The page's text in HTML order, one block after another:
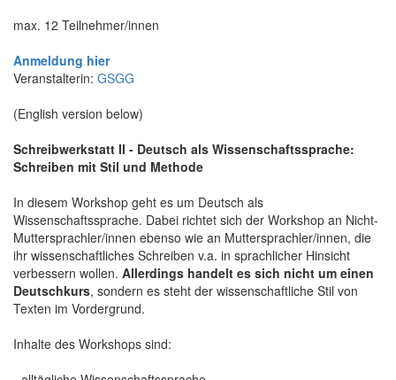
max. 12 Teilnehmer/innen
Anmeldung hier
Veranstalterin: GSGG
(English version below)
Schreibwerkstatt II - Deutsch als Wissenschaftssprache:
Schreiben mit Stil und Methode
In diesem Workshop geht es um Deutsch als
Wissenschaftssprache. Dabei richtet sich der Workshop an Nicht-
Muttersprachler/innen ebenso wie an Muttersprachler/innen, die
ihr wissenschaftliches Schreiben v.a. in sprachlicher Hinsicht
verbessern wollen. Allerdings handelt es sich nicht um einen
Deutschkurs, sondern es steht der wissenschaftliche Stil von
Texten im Vordergrund.
Inhalte des Workshops sind: